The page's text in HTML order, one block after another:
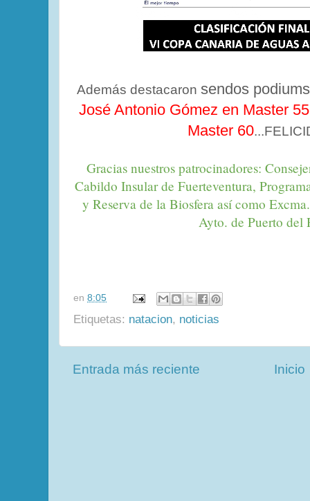
Además destacaron sendos podiums
José Antonio Gómez en Master
Master 60
Gracias nuestros patrocinadores:
Cabildo Insular de Fuerteventura,
y Reserva de la Biosfera así como
Ayto. de Puerto del
en 8:05
Etiquetas: natacion, noticias
Entrada más reciente Inicio